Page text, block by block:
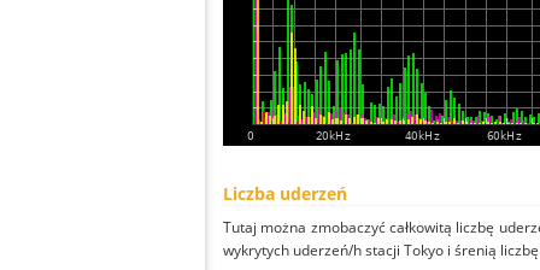
Liczba uderzeń
Tutaj można zmobaczyć całkowitą liczbę
wykrytych uderzeń/h stacji Tokyo i śrenią